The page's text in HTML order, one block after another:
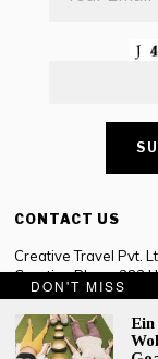
CONTACT US
Creative Travel Pvt.
Creative Plaza, 283
Gurugram, Haryana
Tel: +91-124
Email:
DON'T MISS
Ein